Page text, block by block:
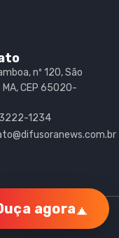
nº 120, São
MA, CEP 65020-
1234
reservados.
agora